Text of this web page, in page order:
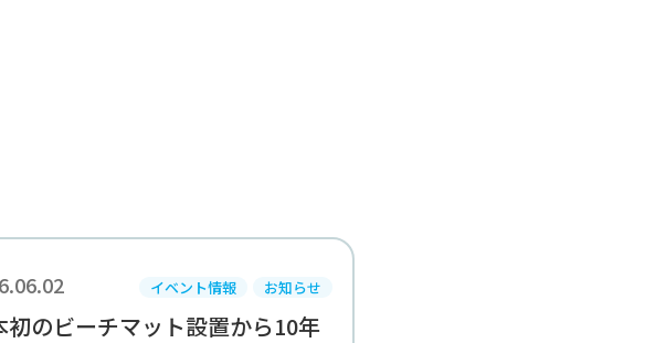
イベント情報 お知らせ
初のビーチマット設置から10年